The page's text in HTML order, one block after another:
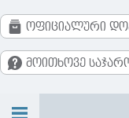
ᲡᲐᲯᲐᲠᲝ
ᲙᲝᲜᲢᲐᲥᲢᲘ
ოფიციალური
მოითხოვე